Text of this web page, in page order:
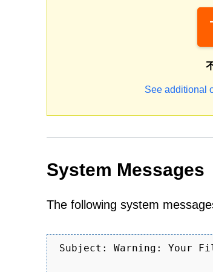
See additional
System Messages
The following system
Subject: Warning: Your